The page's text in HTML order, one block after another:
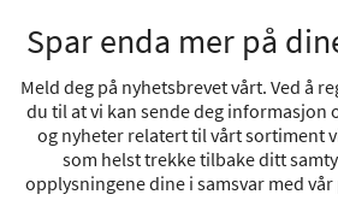
Spar enda mer på
Meld deg på nyhetsbrevet vårt. Ved å
du til at vi kan sende deg informasjon
og nyheter relatert til vårt sortiment
som helst trekke tilbake ditt
opplysningene dine i samsvar med vår